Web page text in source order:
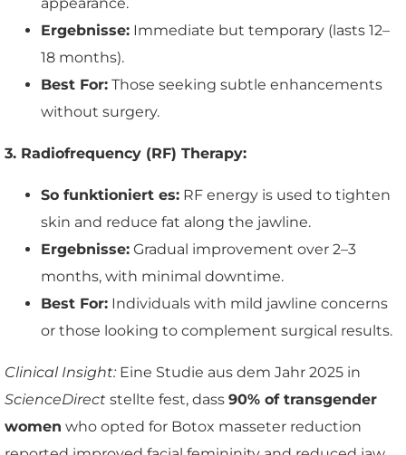
Ergebnisse: Immediate but temporary (lasts 12–
18 months).
Best For: Those seeking subtle enhancements
without surgery.
3. Radiofrequency (RF) Therapy:
So funktioniert es: RF energy is used to tighten
skin and reduce fat along the jawline.
Ergebnisse: Gradual improvement over 2–3
months, with minimal downtime.
Best For: Individuals with mild jawline concerns
or those looking to complement surgical results.
Clinical Insight:Eine Studie aus dem Jahr 2025 in
ScienceDirect stellte fest, dass 90% of transgender
women who opted for Botox masseter reduction